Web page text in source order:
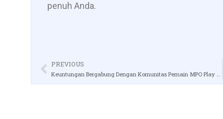
penuh Anda.
PREVIOUS
Keuntungan Bergabung Dengan Komunitas Pemain MPO Play di Telegram